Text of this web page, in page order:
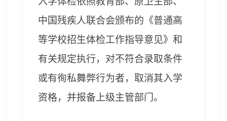
中国残疾人联合会颁布的《普通高
等学校招生体检工作指导意见》和
有关规定执行，对不符合录取条件
或有徇私舞弊行为者，取消其入学
资格，并报备上级主管部门。